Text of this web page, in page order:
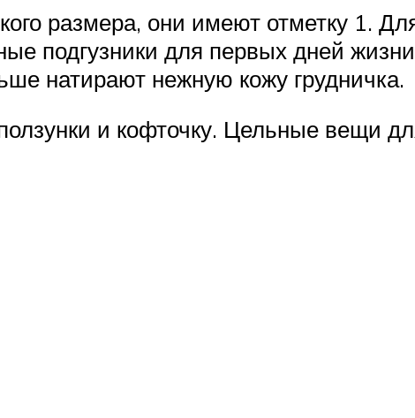
размера, они имеют отметку 1.
подгузники для первых дней
натирают нежную кожу грудничка.
и кофточку. Цельные вещи